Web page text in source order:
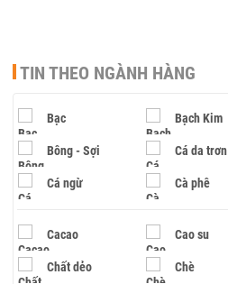
TIN THEO NGÀNH HÀNG
Bạc Bạch Kim
Bông - Sợi Cá da trơn
Cá ngừ Cà phê
Cacao Cao su
Chất dẻo Chè